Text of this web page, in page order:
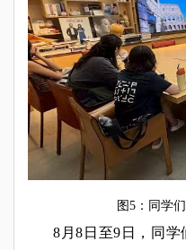
图5：同学
8月8日至9日，同学